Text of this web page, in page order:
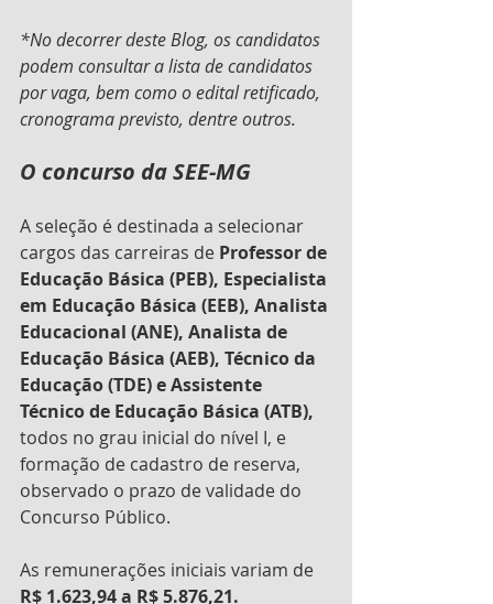
*No decorrer deste Blog, os candidatos
podem consultar a lista de candidatos
por vaga, bem como o edital retificado,
cronograma previsto, dentre outros.
O concurso da SEE-MG
A seleção é destinada a selecionar
cargos das carreiras de Professor de
Educação Básica (PEB), Especialista
em Educação Básica (EEB), Analista
Educacional (ANE), Analista de
Educação Básica (AEB), Técnico da
Educação (TDE) e Assistente
Técnico de Educação Básica (ATB),
todos no grau inicial do nível I, e
formação de cadastro de reserva,
observado o prazo de validade do
Concurso Público.
As remunerações iniciais variam de
R$ 1.623,94 a R$ 5.876,21.